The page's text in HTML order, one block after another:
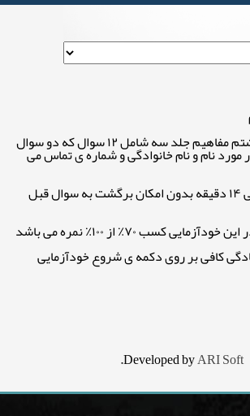
خودآزمایی درس هشتم مفاهیم جلد سه شامل ۱۲ سوال که دو سوال
مورد نام و نام خانوادگی و شماره ی تماس می
مدت زمان خودآزمایی ۱۴ دقیقه بدون امکان برگشت به سوال قبل
کسب ۷۰٪ از ۱۰۰٪ نمره می باشد
کافی بر روی دکمه ی شروع خودآزمایی
Developed byARI Soft
.